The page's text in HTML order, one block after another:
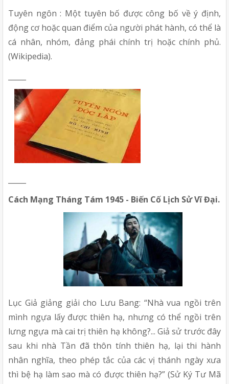
Tuyên ngôn : Một tuyên bố được công bố về ý định,
động cơ hoặc quan điểm của người phát hành, có thể là
cá nhân, nhóm, đảng phái chính trị hoặc chính phủ.
(Wikipedia).
Cách Mạng Tháng Tám 1945 - Biến Cố Lịch Sử Vĩ Đại.
Lục Giả giảng giải cho Lưu Bang: “Nhà vua ngồi trên
mình ngựa lấy được thiên hạ, nhưng có thể ngồi trên
lưng ngựa mà cai trị thiên hạ không?... Giả sử trước đây
sau khi nhà Tần đã thôn tính thiên hạ, lại thi hành
nhân nghĩa, theo phép tắc của các vị thánh ngày xưa
thì bệ hạ làm sao mà có được thiên hạ?” (Sử Ký Tư Mã